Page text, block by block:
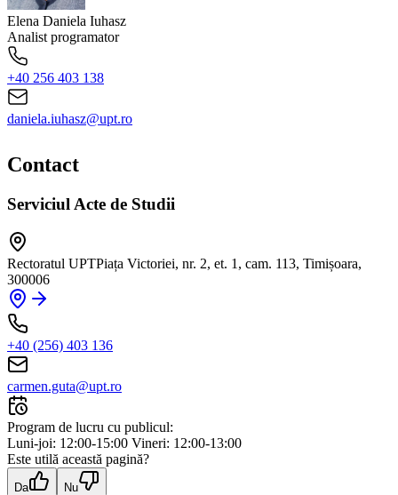
Elena Daniela Iuhasz
Analist programator
+40 256 403 138
daniela.iuhasz@upt.ro
Contact
Serviciul Acte de Studii
Rectoratul UPTPiața Victoriei, nr. 2, et. 1, cam. 113, Timișoara,
300006
+40 (256) 403 136
carmen.guta@upt.ro
Program de lucru cu publicul:
Luni-joi: 12:00-15:00 Vineri: 12:00-13:00
Este utilă această pagină?
Da Nu